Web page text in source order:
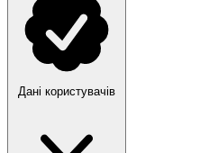
Дані користувачів